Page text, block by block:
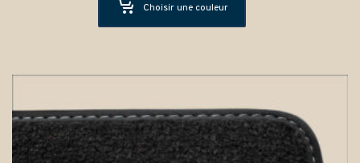
Choisir une couleur